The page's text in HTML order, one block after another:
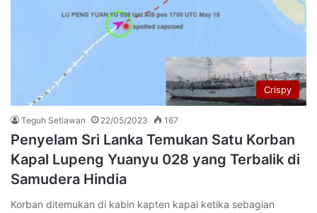
Crispy
Teguh Setiawan 22/05/2023 167
Penyelam Sri Lanka Temukan Satu Korban
Kapal Lupeng Yuanyu 028 yang Terbalik di
Samudera Hindia
Korban ditemukan di kabin kapten kapal ketika sebagian